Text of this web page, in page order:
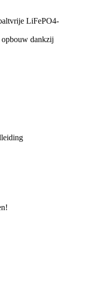
LiFePO4-
opbouw dankzij